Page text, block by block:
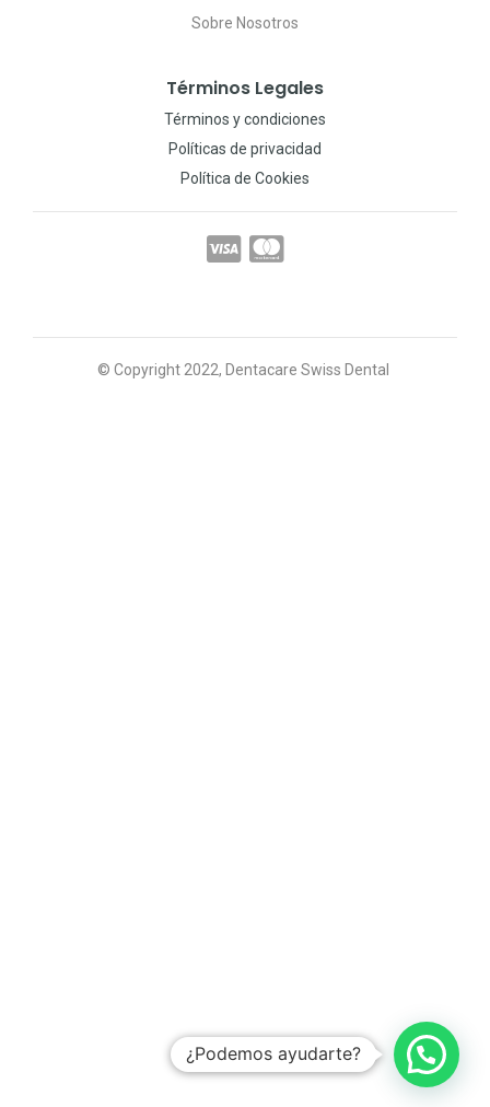
Sobre Nosotros
Términos Legales
Términos y condiciones
Políticas de privacidad
Política de Cookies
© Copyright 2022, Dentacare Swiss Dental
¿Podemos ayudarte?